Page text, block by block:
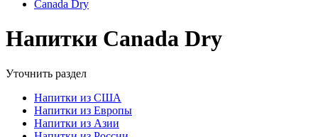
Canada Dry
Напитки Canada Dry
Уточнить раздел
Напитки из США
Напитки из Европы
Напитки из Азии